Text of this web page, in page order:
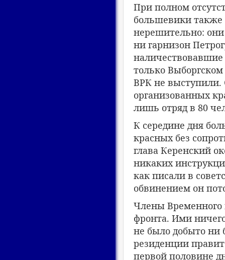
При полном
большевики
нерешительно:
ни гарнизон
наличествовавшие
только
ВРК не выступили.
организованных
лишь отряд в 80
К середине дня
красных без
глава Керенский
никаких
как писали в
обвинением он
Члены Временного
фронта. Ими
не было добыто ни
резиденции
первой половине